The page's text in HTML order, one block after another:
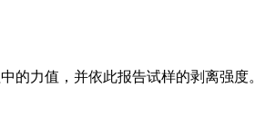
的力值，并依此报告试样的剥离强度。